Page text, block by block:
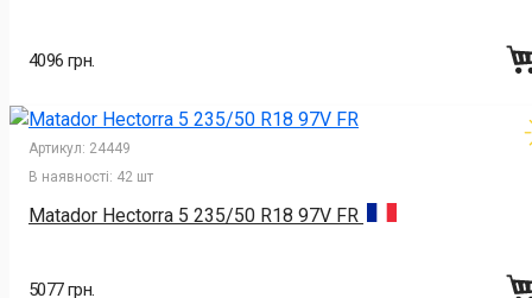
4096 грн.
Артикул: 24449
В наявності: 42 шт
Matador Hectorra 5 235/50 R18 97V FR
5077 грн.